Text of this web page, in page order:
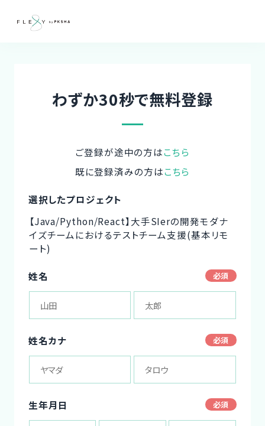
わずか30秒で無料登録
ご登録が途中の方はこちら
既に登録済みの方はこちら
選択したプロジェクト
【Java/Python/React】大手SIerの開発モダナ
イズチームにおけるテストチーム支援(基本リモ
ート)
姓名
姓名カナ
生年月日